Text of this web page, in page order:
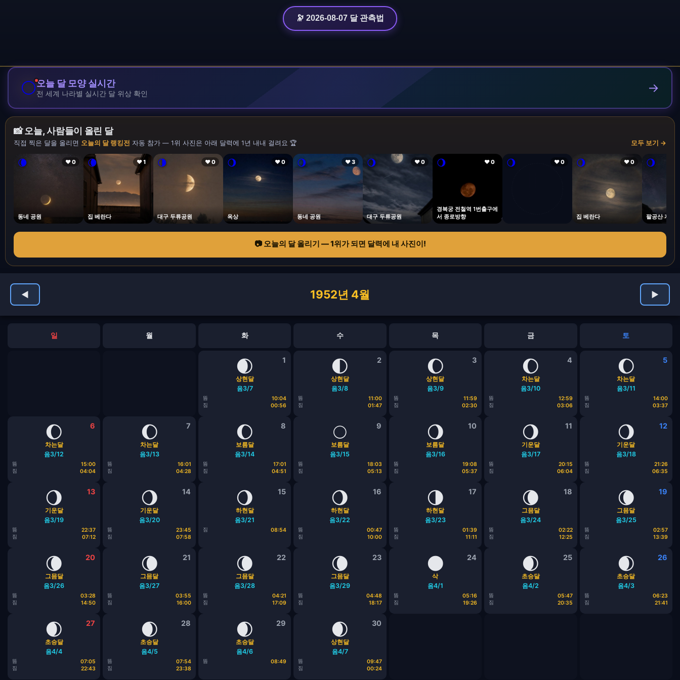
🔭 2026-08-07 달 관측법
🌕오늘 달 모양 실시간
전 세계 나라별 실시간 달 위상 확인 →
📸 오늘, 사람들이 올린 달
직접 찍은 달을 올리면 오늘의 달 랭킹전 자동 참가 — 1위 사진은 아래 달력에 1년 내내 걸려요 🏆 모두 보기 →
🌘 ❤ 0
동네 공원
🌘 ❤ 1
집 베란다
🌗 ❤ 0
대구 두류공원
🌖 ❤ 0
옥상
🌖 ❤ 3
동네 공원
🌖 ❤ 0
대구 두류공원
🌖 ❤ 0
경복궁 전철역 1번출구에
서 종로방향
🌖 ❤ 0 🌖 ❤ 0
집 베란다
🌖
팔공산 자락
📷 오늘의 달 올리기 — 1위가 되면 달력에 내 사진이!
◀ 1952년 4월 ▶
일 월 화 수 목 금 토
1
🌒
상현달
음3/7
뜸
10:04
짐
00:56
2
🌓
상현달
음3/8
뜸
11:00
짐
01:47
3
🌔
상현달
음3/9
뜸
11:59
짐
02:30
4
🌔
차는달
음3/10
뜸
12:59
짐
03:06
5
🌔
차는달
음3/11
뜸
14:00
짐
03:37
6
🌔
차는달
음3/12
뜸
15:00
짐
04:04
7
🌔
차는달
음3/13
뜸
16:01
짐
04:28
8
🌔
보름달
음3/14
뜸
17:01
짐
04:51
9
🌕
보름달
음3/15
뜸
18:03
짐
05:13
10
🌖
보름달
음3/16
뜸
19:08
짐
05:37
11
🌖
기운달
음3/17
뜸
20:15
짐
06:04
12
🌖
기운달
음3/18
뜸
21:26
짐
06:35
13
🌖
기운달
음3/19
뜸
22:37
짐
07:12
14
🌖
기운달
음3/20
뜸
23:45
짐
07:58
15
🌖
하현달
음3/21
짐 08:54
16
🌖
하현달
음3/22
뜸
00:47
짐
10:00
17
🌗
하현달
음3/23
뜸
01:39
짐
11:11
18
🌘
그믐달
음3/24
뜸
02:22
짐
12:25
19
🌘
그믐달
음3/25
뜸
02:57
짐
13:39
20
🌘
그믐달
음3/26
뜸
03:28
짐
14:50
21
🌘
그믐달
음3/27
뜸
03:55
짐
16:00
22
🌘
그믐달
음3/28
뜸
04:21
짐
17:09
23
🌘
그믐달
음3/29
뜸
04:48
짐
18:17
24
🌑
삭
음4/1
뜸
05:16
짐
19:26
25
🌒
초승달
음4/2
뜸
05:47
짐
20:35
26
🌒
초승달
음4/3
뜸
06:23
짐
21:41
27
🌒
초승달
음4/4
뜸
07:05
짐
22:43
28
🌒
초승달
음4/5
뜸
07:54
짐
23:38
29
🌒
초승달
음4/6
뜸 08:49
30
🌒
상현달
음4/7
뜸
09:47
짐
00:24